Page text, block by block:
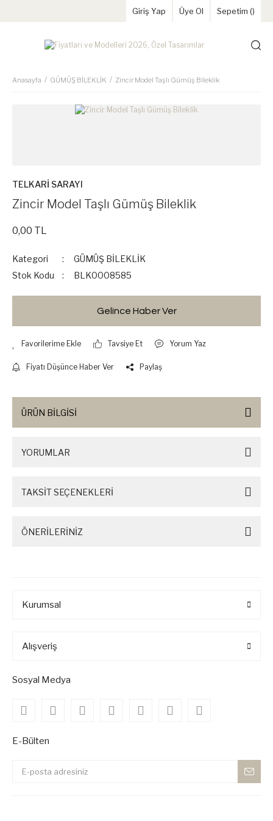
Giriş Yap Üye Ol Sepetim ()
Anasayfa GÜMÜŞ BİLEKLİK Zincir Model Taşlı Gümüş Bileklik
TELKARİ SARAYI
Zincir Model Taşlı Gümüş Bileklik
0,00 TL
Kategori
GÜMÜŞ BİLEKLİK
Stok Kodu
BLK0008585
Gelince Haber Ver
Tavsiye Et Yorum Yaz
Fiyatı Düşünce Haber Ver Paylaş
ÜRÜN BİLGİSİ
YORUMLAR
TAKSİT SEÇENEKLERİ
ÖNERİLERİNİZ
Kurumsal
Alışveriş
Sosyal Medya
E-Bülten